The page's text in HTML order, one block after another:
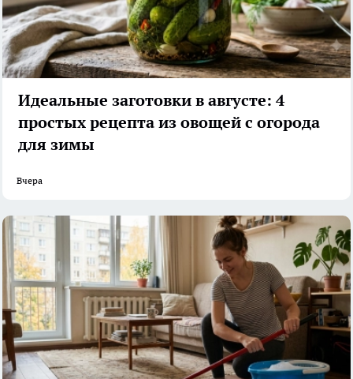
Идеальные заготовки в августе: 4
простых рецепта из овощей с огорода
для зимы
Вчера